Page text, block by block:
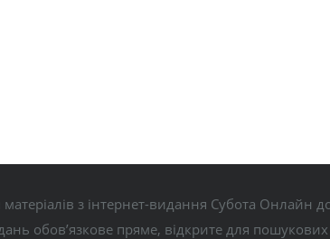
з інтернет-видання Субота Онлайн
обов’язкове пряме, відкрите для